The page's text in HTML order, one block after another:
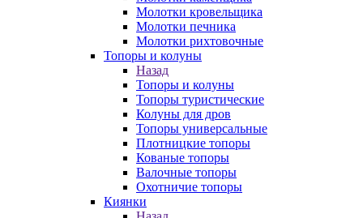
Молотки кровельщика
Молотки печника
Молотки рихтовочные
Топоры и колуны
Назад
Топоры и колуны
Топоры туристические
Колуны для дров
Топоры универсальные
Плотницкие топоры
Кованые топоры
Валочные топоры
Охотничие топоры
Киянки